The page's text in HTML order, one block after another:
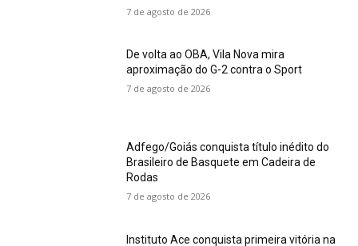
7 de agosto de 2026
De volta ao OBA, Vila Nova mira
aproximação do G-2 contra o Sport
7 de agosto de 2026
Adfego/Goiás conquista título inédito do
Brasileiro de Basquete em Cadeira de
Rodas
7 de agosto de 2026
Instituto Ace conquista primeira vitória na